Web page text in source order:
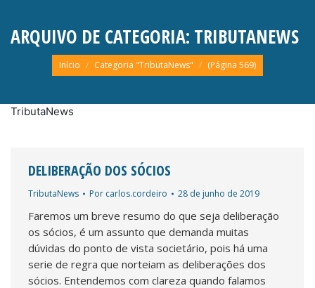
ARQUIVO DE CATEGORIA: TRIBUTANEWS
Você está aqui:
Início Categoria "TributaNews" (Página 569)
TributaNews
DELIBERAÇÃO DOS SÓCIOS
TributaNews Por carlos.cordeiro 28 de junho de 2019
Faremos um breve resumo do que seja deliberação
os sócios, é um assunto que demanda muitas
dúvidas do ponto de vista societário, pois há uma
serie de regra que norteiam as deliberações dos
sócios. Entendemos com clareza quando falamos